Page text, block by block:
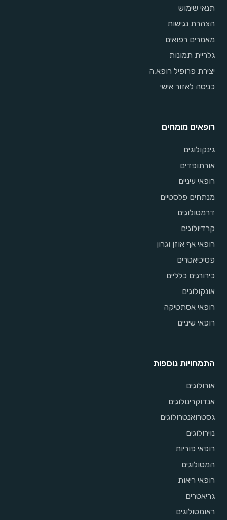
תנאי שימוש
הצהרת נגישות
מאמרים רפואים
גלריית תמונות
יצירת פרופיל רופא.ה
כניסה לאזור אישי
רופאים מומחים
גינקולוגים
אורתופדים
רופאי עיניים
מנתחים פלסטיים
דרמטולוגים
קרדיולוגים
רופאי אף אוזן וגרון
פסיכיאטרים
כירורגים כלליים
אונקולוגים
רופאי אסתטיקה
רופאי שיניים
התמחויות נוספות
אורולוגים
אנדוקרינולוגים
גסטרואנטרולוגים
נוירולוגים
רופאי פוריות
המטולוגים
רופאי ריאות
גריאטרים
ראומטולוגים